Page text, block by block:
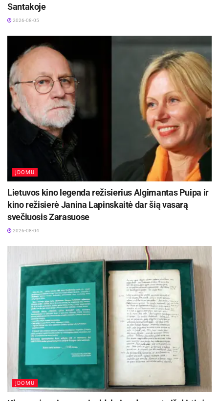
Santakoje
2026-08-05
ĮDOMU
Lietuvos kino legenda režisierius Algimantas Puipa ir
kino režisierė Janina Lapinskaitė dar šią vasarą
svečiuosis Zarasuose
2026-08-04
ĮDOMU